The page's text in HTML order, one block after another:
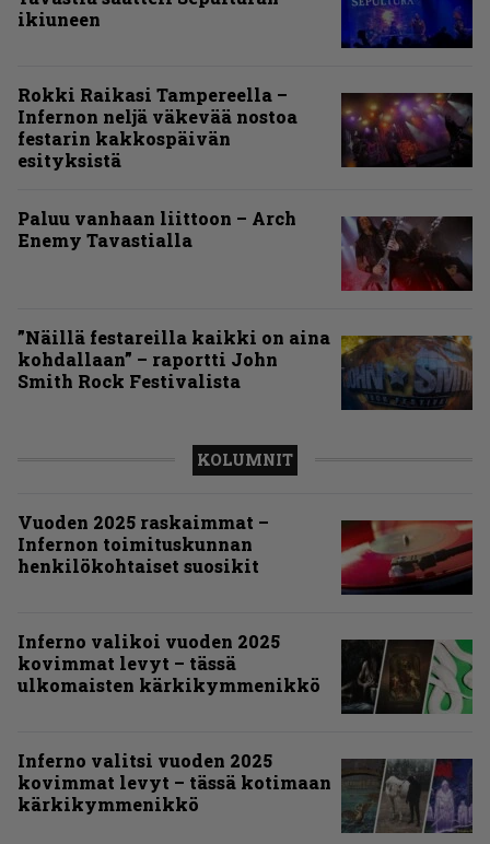
ikiuneen
Rokki Raikasi Tampereella –
Infernon neljä väkevää nostoa
festarin kakkospäivän
esityksistä
Paluu vanhaan liittoon – Arch
Enemy Tavastialla
”Näillä festareilla kaikki on aina
kohdallaan” – raportti John
Smith Rock Festivalista
KOLUMNIT
Vuoden 2025 raskaimmat –
Infernon toimituskunnan
henkilökohtaiset suosikit
Inferno valikoi vuoden 2025
kovimmat levyt – tässä
ulkomaisten kärkikymmenikkö
Inferno valitsi vuoden 2025
kovimmat levyt – tässä kotimaan
kärkikymmenikkö